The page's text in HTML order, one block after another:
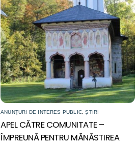
ANUNȚURI DE INTERES PUBLIC,ȘTIRI
APEL CĂTRE COMUNITATE –
ÎMPREUNĂ PENTRU MĂNĂSTIREA